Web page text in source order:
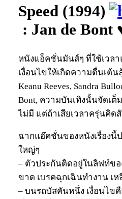
Speed (1994)
: Jan de Bont
หนังแอ็คชั่นมันส์ๆ ที่ใช้เวลา
เงื่อนไขให้เกิดความตื่นเต้น
Keanu Reeves, Sandra
Bont, ความบันเทิงนั้นจัดเต็
ไม่มี แต่ถ้าเสียเวลาครุ่นคิด
ฉากแอ๊คชั่นของหนังเรื่องนี้ป
ใหญ่ๆ
– ตัวประกันติดอยู่ในลิฟท์ขอ
ขาด เบรคฉุกเฉินทำงาน เห
– บนรถบัสคันหนึ่ง เงื่อนไข